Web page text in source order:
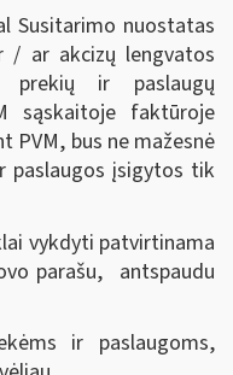
Susitarimo nuostatas
/ ar akcizų lengvatos
prekių ir paslaugų
sąskaitoje faktūroje
PVM, bus ne mažesnė
paslaugos įsigytos tik
vykdyti patvirtinama
parašu, antspaudu
ir paslaugoms,